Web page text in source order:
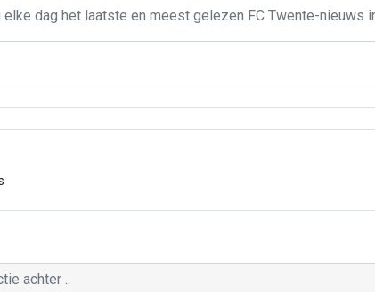
elke dag het laatste en meest gelezen FC Twente-nieuws